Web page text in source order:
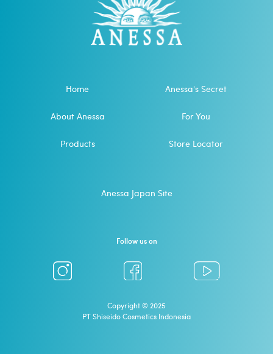
Home
About Anessa
Products
Anessa's Secret
For You
Store Locator
Anessa Japan Site
Follow us on
Copyright © 2025
PT Shiseido Cosmetics Indonesia